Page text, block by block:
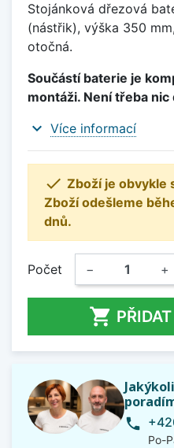
Stojánková dřezová
(nástřik), výška 350
otočná.
Součástí baterie je
montáži. Není třeba nic
expand_more Více informací
 Zboží je obvykle
Zboží odešleme
dnů.
Počet − +

phone
Po-